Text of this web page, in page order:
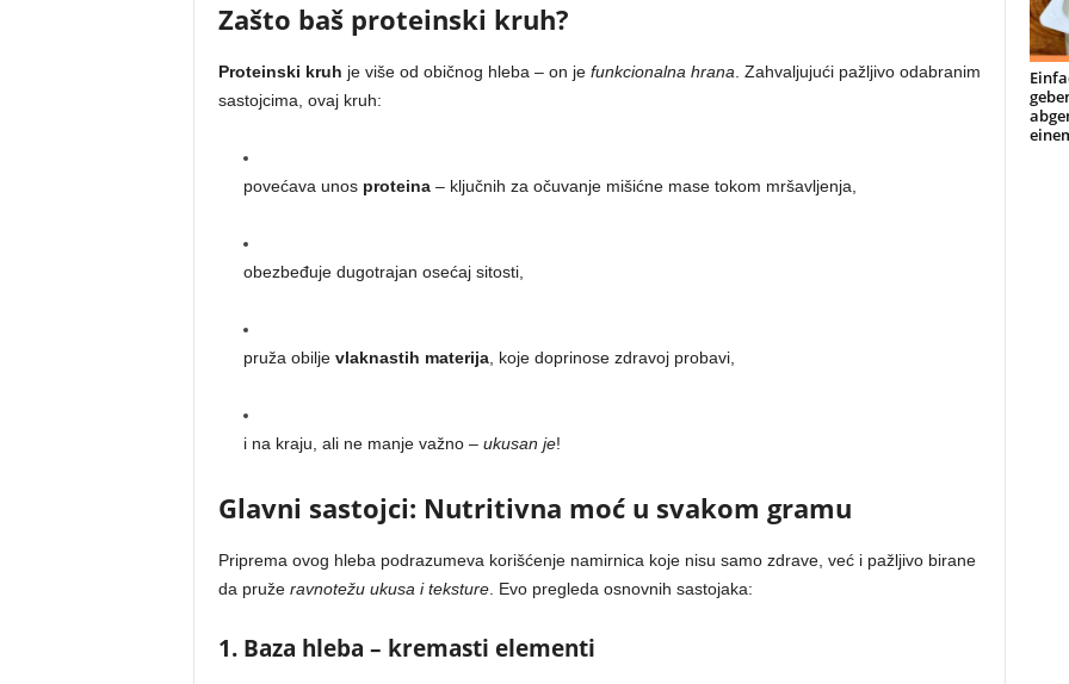
Zašto baš proteinski kruh?
Proteinski kruh je više od običnog hleba – on je funkcionalna hrana . Zahvaljujući pažljivo odabranim
sastojcima, ovaj kruh:
povećava unos proteina– ključnih za očuvanje mišićne mase tokom mršavljenja,
obezbeđuje dugotrajan osećaj sitosti,
pruža obilje vlaknastih materija, koje doprinose zdravoj probavi,
i na kraju, ali ne manje važno – ukusan je!
Glavni sastojci: Nutritivna moć u svakom gramu
Priprema ovog hleba podrazumeva korišćenje namirnica koje nisu samo zdrave, već i pažljivo birane
da pruže ravnotežu ukusa i teksture. Evo pregleda osnovnih sastojaka:
1. Baza hleba – kremasti elementi